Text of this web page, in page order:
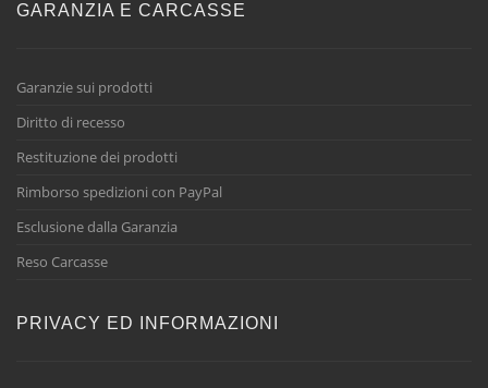
GARANZIA E CARCASSE
Garanzie sui prodotti
Diritto di recesso
Restituzione dei prodotti
Rimborso spedizioni con PayPal
Esclusione dalla Garanzia
Reso Carcasse
PRIVACY ED INFORMAZIONI